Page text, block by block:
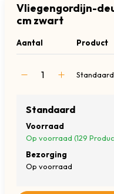
Vliegengordijn-
cm zwart
Aantal Product
Standaard
Standaard
Voorraad
Op voorraad (129
Bezorging
Op voorraad